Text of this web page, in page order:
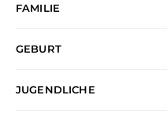
FAMILIE
GEBURT
JUGENDLICHE